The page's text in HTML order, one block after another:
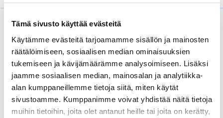
Tämä sivusto käyttää evästeitä
Käytämme evästeitä tarjoamamme sisällön ja mainosten
räätälöimiseen, sosiaalisen median ominaisuuksien
tukemiseen ja kävijämäärämme analysoimiseen. Lisäksi
jaamme sosiaalisen median, mainosalan ja analytiikka-
alan kumppaneillemme tietoja siitä, miten käytät
sivustoamme. Kumppanimme voivat yhdistää näitä tietoja
muihin tietoihin, joita olet antanut heille tai joita on kerätty,
Lue myös